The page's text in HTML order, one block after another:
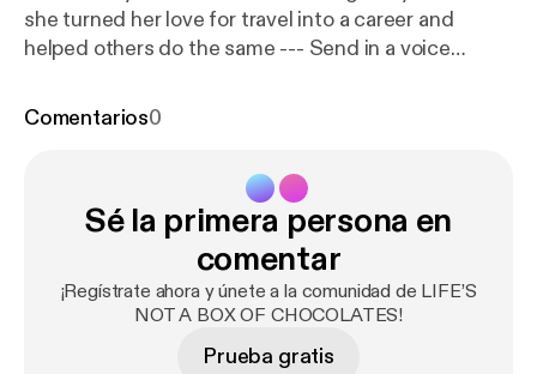
she turned her love for travel into a career and
helped others do the same --- Send in a voice
Comentarios0
Sé la primera persona en
comentar
¡Regístrate ahora y únete a la comunidad de LIFE’S
NOT A BOX OF CHOCOLATES!
Prueba gratis